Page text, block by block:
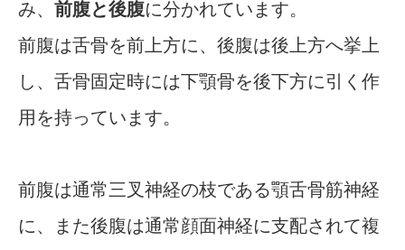
み、 前腹と後腹に分かれています。
前腹は舌骨を前上方に、後腹は後上方へ挙上
し、舌骨固定時には下顎骨を後下方に引く作
用を持っています。
前腹は通常三叉神経の枝である顎舌骨筋神経
に、また後腹は通常顔面神経に支配されて複